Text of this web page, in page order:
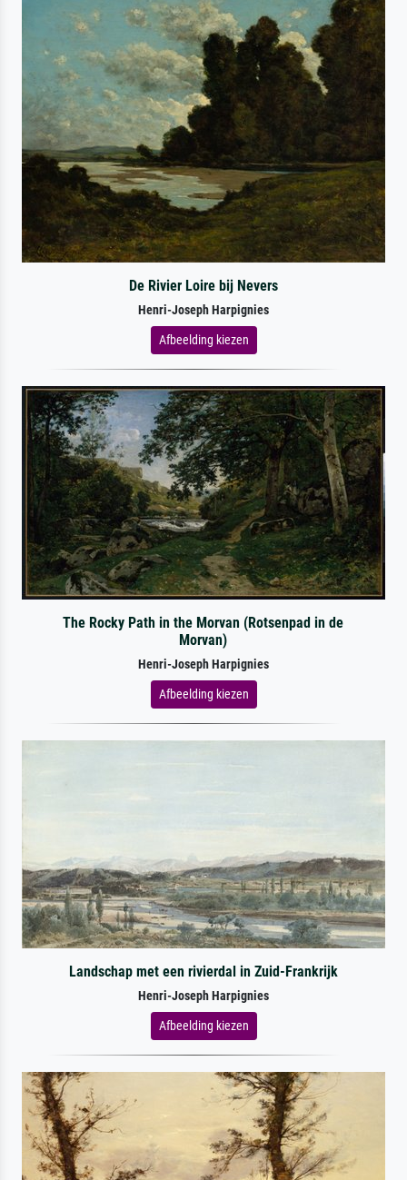
De Rivier Loire bij Nevers
Henri-Joseph Harpignies
Afbeelding kiezen
The Rocky Path in the Morvan (Rotsenpad in de
Morvan)
Henri-Joseph Harpignies
Afbeelding kiezen
Landschap met een rivierdal in Zuid-Frankrijk
Henri-Joseph Harpignies
Afbeelding kiezen